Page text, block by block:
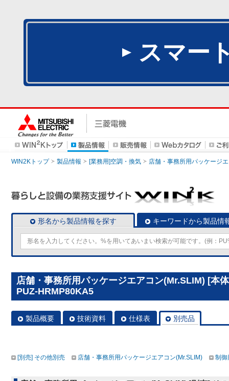
スマー
WIN2Kトップ 製品情報 [業務用]空調・換気 店舗・事務所用パッケージ
形名から製品情報を探す キーワードから製品情
店舗・事務所用パッケージエアコン(Mr.SLIM) [本
PUZ-HRMP80KA5
製品概要 技術資料 仕様表 別売品
[別売] その他別売 店舗・事務所用パッケージエアコン(Mr.SLIM) 制御